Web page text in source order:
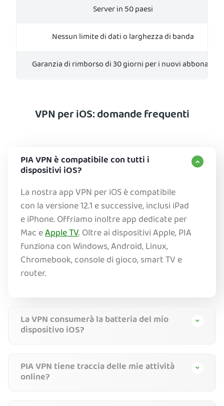
Server in 50 paesi
Nessun limite di dati o larghezza di banda
Garanzia di rimborso di 30 giorni per i nuovi abbonati
VPN per iOS: domande frequenti
PIA VPN è compatibile con tutti i
dispositivi iOS?
La nostra app VPN per iOS è compatibile
con la versione 12.1 e successive, inclusi iPad
e iPhone. Offriamo inoltre app dedicate per
Mac eApple TV. Oltre ai dispositivi Apple, PIA
funziona con Windows, Android, Linux,
Chromebook, console di gioco, smart TV e
router.
La VPN consumerà la batteria del mio
dispositivo iOS?
PIA VPN tiene traccia delle mie attività
online?